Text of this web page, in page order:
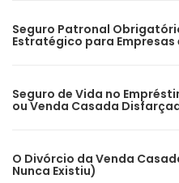
Seguro Patronal
Estratégico para Empresas
Seguro de Vida no
ou Venda Casada
O Divórcio da Venda
Nunca Existiu)